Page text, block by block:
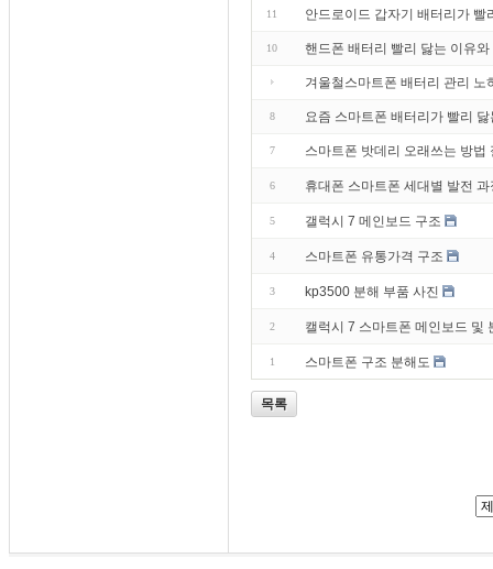
11 안드로이드 갑자기 배터리가 빨
10 핸드폰 배터리 빨리 닳는 이유
겨울철스마트폰 배터리 관리 노
8 요즘 스마트폰 배터리가 빨리
7 스마트폰 밧데리 오래쓰는 방법
6 휴대폰 스마트폰 세대별 발전 과
5 갤럭시 7 메인보드 구조
4 스마트폰 유통가격 구조
3 kp3500 분해 부품 사진
2 캘럭시 7 스마트폰 메인보드 및
1 스마트폰 구조 분해도
목록